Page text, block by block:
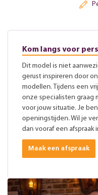
Kom langs voor
Dit model is niet
gerust inspireren door
modellen. Tijdens een
onze specialisten graag
voor jouw situatie. Je
openingstijden. Wil je
dan vooraf een afspraak
Maak een afspraak